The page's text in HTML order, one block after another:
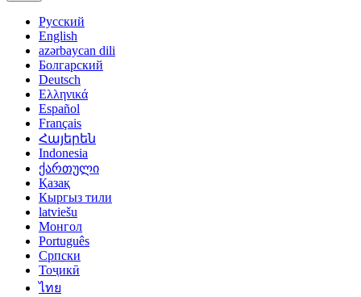
Русский
English
azərbaycan dili
Болгарский
Deutsch
Ελληνικά
Español
Français
Հայերեն
Indonesia
ქართული
Қазақ
Кыргыз тили
latviešu
Монгол
Português
Српски
Тоҷикӣ
ไทย